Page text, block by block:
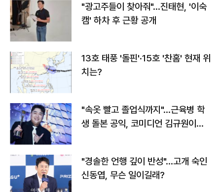
"광고주들이 찾아줘"…진태현, '이숙
캠' 하차 후 근황 공개
13호 태풍 '돌핀'·15호 '찬홈' 현재 위
치는?
"속옷 빨고 졸업식까지"…근육병 학
생 돌본 공익, 코미디언 김규원이었
"경솔한 언행 깊이 반성"…고개 숙인
신동엽, 무슨 일이길래?